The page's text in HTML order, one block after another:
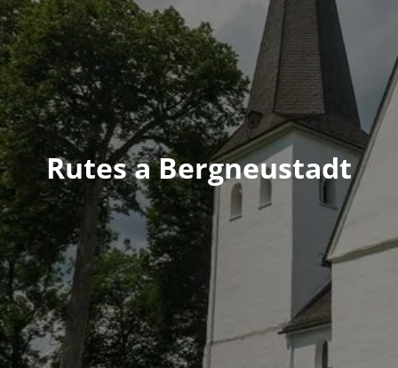
Rutes a Bergneustadt